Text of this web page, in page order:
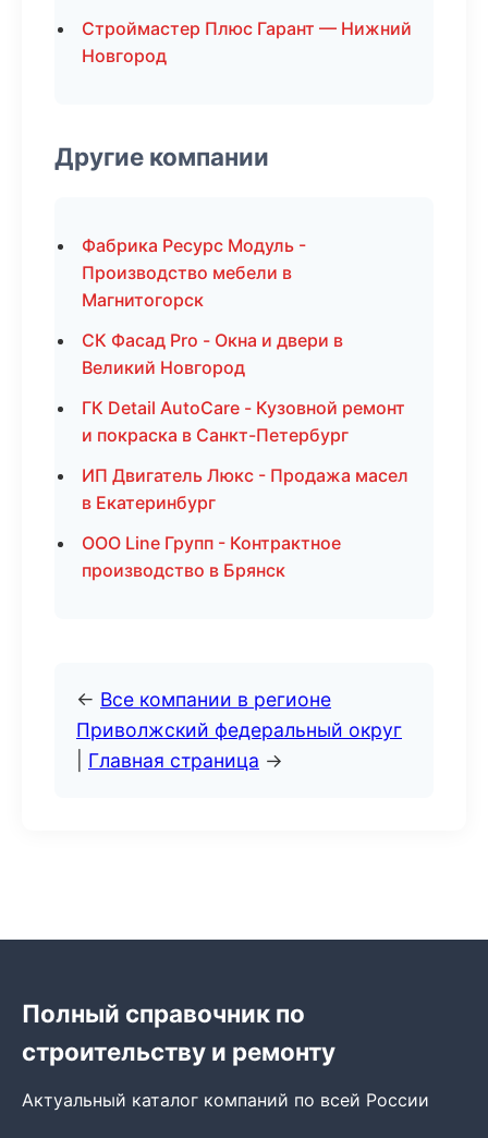
Строймастер Плюс Гарант — Нижний
Новгород
Другие компании
Фабрика Ресурс Модуль -
Производство мебели в
Магнитогорск
СК Фасад Pro - Окна и двери в
Великий Новгород
ГК Detail AutoCare - Кузовной ремонт
и покраска в Санкт-Петербург
ИП Двигатель Люкс - Продажа масел
в Екатеринбург
ООО Line Групп - Контрактное
производство в Брянск
← Все компании в регионе
Приволжский федеральный округ
Главная страница →
Полный справочник по
строительству и ремонту
Актуальный каталог компаний по всей России